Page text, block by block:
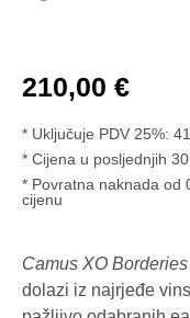
210,00 €
* Uključuje PDV 25%:
Cijena u posljednjih
* Povratna naknada od
cijenu
Camus XO
dolazi iz najrjeđe